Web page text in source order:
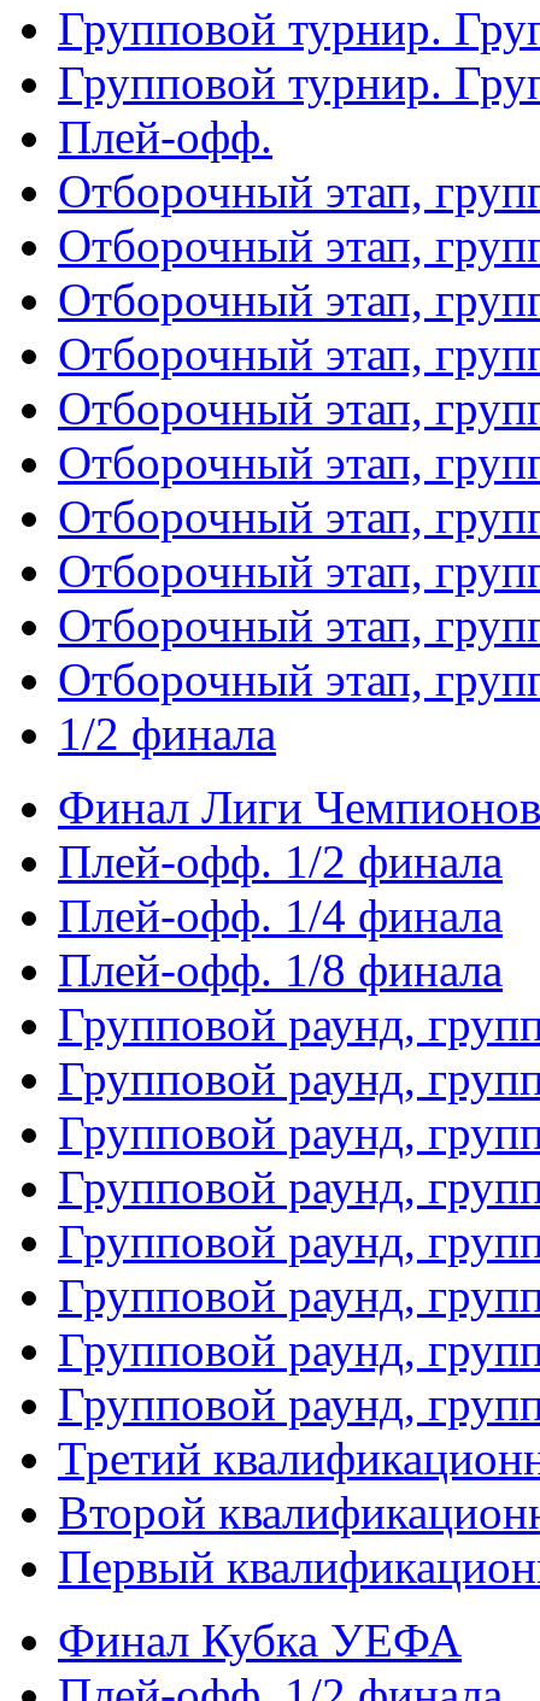
Групповой турнир.
Групповой турнир.
Плей-офф.
Отборочный этап,
Отборочный этап,
Отборочный этап,
Отборочный этап,
Отборочный этап,
Отборочный этап,
Отборочный этап,
Отборочный этап,
Отборочный этап,
Отборочный этап,
1/2 финала
Финал Лиги Чемпионов
Плей-офф. 1/2 финала
Плей-офф. 1/4 финала
Плей-офф. 1/8 финала
Групповой раунд,
Групповой раунд,
Групповой раунд,
Групповой раунд,
Групповой раунд,
Групповой раунд,
Групповой раунд,
Групповой раунд,
Третий
Второй
Первый
Финал Кубка УЕФА